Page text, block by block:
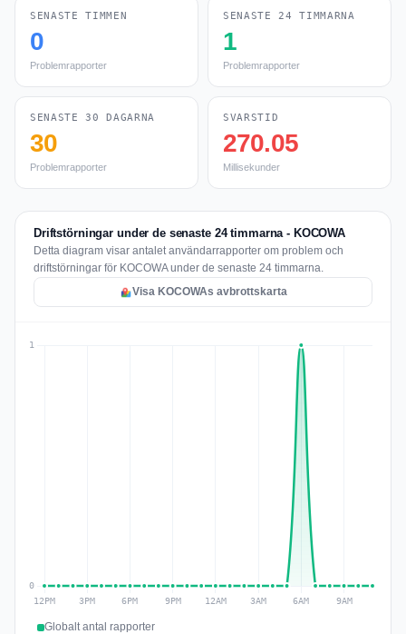
SENASTE TIMMEN
0
Problemrapporter
SENASTE 24 TIMMARNA
1
Problemrapporter
SENASTE 30 DAGARNA
30
Problemrapporter
SVARSTID
270.05
Millisekunder
Driftstörningar under de senaste 24 timmarna - KOCOWA
Detta diagram visar antalet användarrapporter om problem och
driftstörningar för KOCOWA under de senaste 24 timmarna.
Visa KOCOWAs avbrottskarta
Globalt antal rapporter